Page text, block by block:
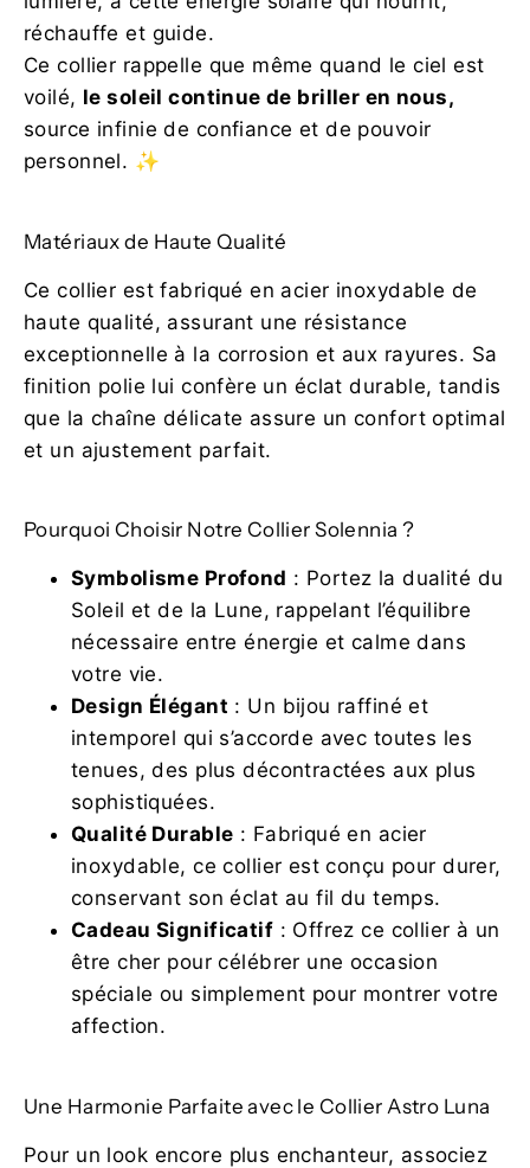
réchauffe et guide.
Ce collier rappelle que même quand le ciel est
voilé, le soleil continue de briller en nous,
source infinie de confiance et de pouvoir
personnel. ✨
Matériaux de Haute Qualité
Ce collier est fabriqué en acier inoxydable de
haute qualité, assurant une résistance
exceptionnelle à la corrosion et aux rayures. Sa
finition polie lui confère un éclat durable, tandis
que la chaîne délicate assure un confort optimal
et un ajustement parfait.
Pourquoi Choisir Notre Collier Solennia ?
Symbolisme Profond : Portez la dualité du
Soleil et de la Lune, rappelant l’équilibre
nécessaire entre énergie et calme dans
votre vie.
Design Élégant : Un bijou raffiné et
intemporel qui s’accorde avec toutes les
tenues, des plus décontractées aux plus
sophistiquées.
Qualité Durable : Fabriqué en acier
inoxydable, ce collier est conçu pour durer,
conservant son éclat au fil du temps.
Cadeau Significatif : Offrez ce collier à un
être cher pour célébrer une occasion
spéciale ou simplement pour montrer votre
affection.
Une Harmonie Parfaite avec le Collier Astro Luna
Pour un look encore plus enchanteur, associez